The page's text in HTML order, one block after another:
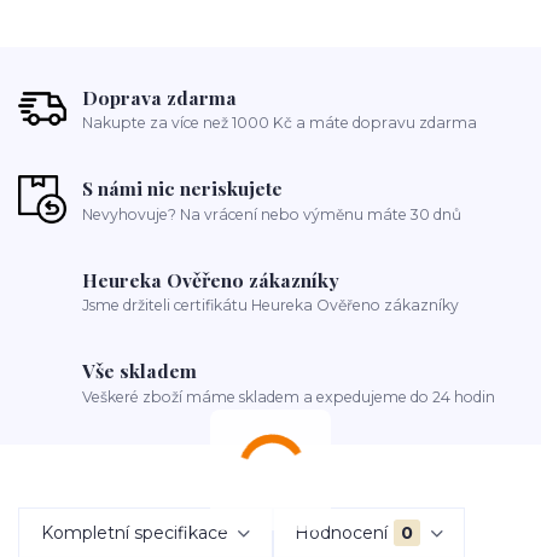
Doprava zdarma
Nakupte za více než 1000 Kč a máte dopravu zdarma
S námi nic neriskujete
Nevyhovuje? Na vrácení nebo výměnu máte 30 dnů
Heureka Ověřeno zákazníky
Jsme držiteli certifikátu Heureka Ověřeno zákazníky
Vše skladem
Veškeré zboží máme skladem a expedujeme do 24 hodin
Kompletní specifikace Hodnocení 0